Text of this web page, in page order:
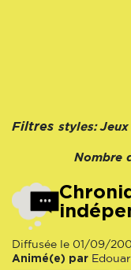
Filtres styles:
Nombre
Chronique Web: Les jeux
Diffusée le 01/09/
Animé(e) par